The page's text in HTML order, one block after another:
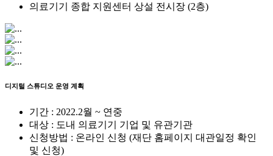
의료기기 종합 지원센터 상설 전시장 (2층)
디지털 스튜디오 운영 계획
기간 : 2022.2월 ~ 연중
대상 : 도내 의료기기 기업 및 유관기관
신청방법 : 온라인 신청 (재단 홈페이지 대관일정 확인
및 신청)